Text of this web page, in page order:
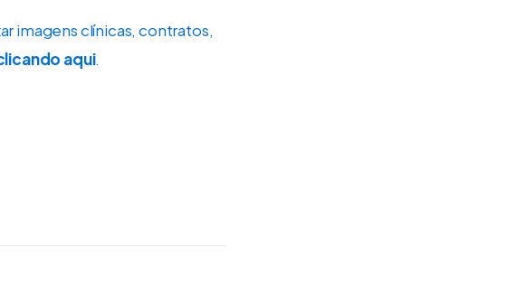
imagens clínicas, contratos,
aqui.